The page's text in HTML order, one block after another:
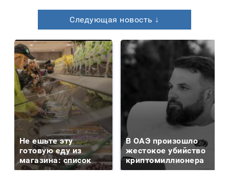
Следующая новость ↓
Не ешьте эту
готовую еду из
магазина: список
В ОАЭ произошло
жестокое убийство
криптомиллионера